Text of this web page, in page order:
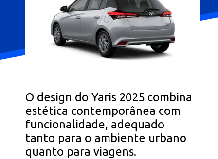
O design do Yaris 2025 combina
estética contemporânea com
funcionalidade, adequado
tanto para o ambiente urbano
quanto para viagens.